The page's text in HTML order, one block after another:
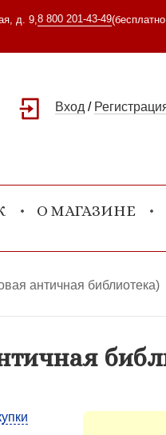
д. 9, 8 800 201-43-49
Вход /
О МАГАЗИНЕ
античная библиотека)